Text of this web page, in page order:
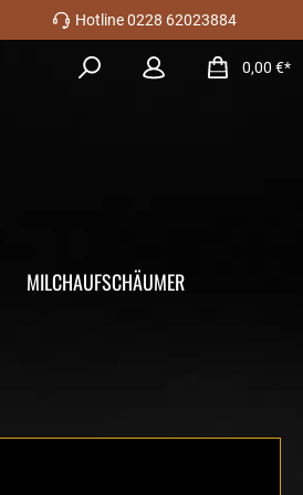
Hotline 0228 62023884
0,00 €*
MILCHAUFSCHÄUMER